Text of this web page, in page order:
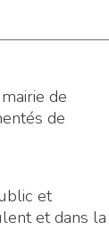
de
de
et
et dans la